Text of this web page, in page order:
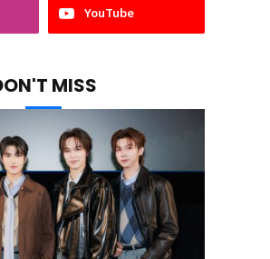
YouTube
MISS